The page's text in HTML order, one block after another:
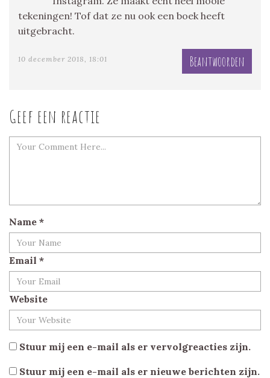
tekeningen! Tof dat ze nu ook een boek heeft
uitgebracht.
10 december 2018, 18:01 Beantwoorden
Geef een reactie
Name *
Email *
Website
Stuur mij een e-mail als er vervolgreacties zijn.
Stuur mij een e-mail als er nieuwe berichten zijn.